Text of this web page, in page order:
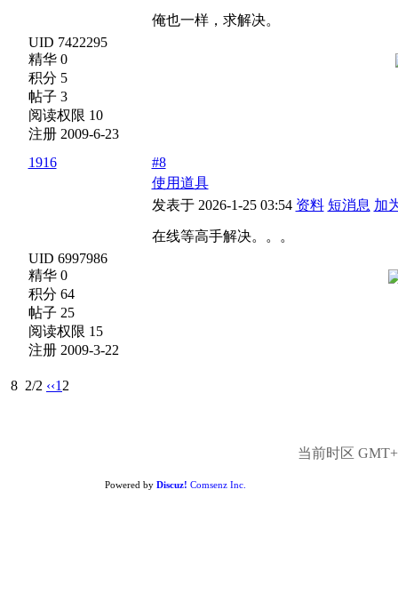
UID 7422295
精华 0
积分 5
帖子 3
阅读权限 10
注册 2009-6-23
俺也一样，求解决。
1916
UID 6997986
精华 0
积分 64
帖子 25
阅读权限 15
注册 2009-3-22
#8
使用道具
发表于 2026-1-25 03:54 资料 短消息 加
在线等高手解决。。。
8 2/2 ‹‹1 2
当前时区
Powered by Discuz! Comsenz Inc.